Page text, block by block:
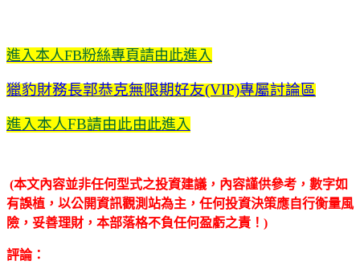
進入本人FB粉絲專頁請由此進入
獵豹財務長郭恭克無限期好友(VIP)專屬討論區
進入本人FB請由此由此進入
(本文內容並非任何型式之投資建議，內容謹供參考，數字如
有誤植，以公開資訊觀測站為主，任何投資決策應自行衡量風
險，妥善理財，本部落格不負任何盈虧之責！)
評論：